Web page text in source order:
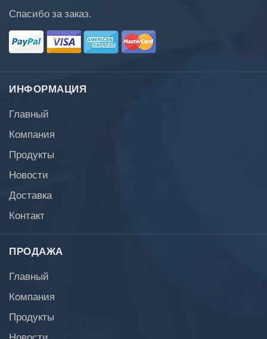
Спасибо за заказ.
ИНФОРМАЦИЯ
Главный
Компания
Продукты
Новости
Доставка
Контакт
ПРОДАЖА
Главный
Компания
Продукты
Новости